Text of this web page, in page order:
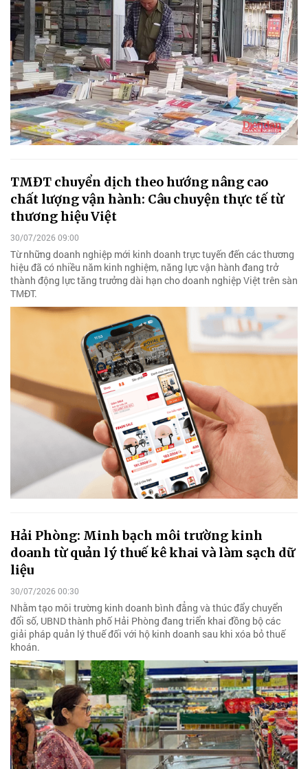
TMĐT chuyển dịch theo hướng nâng cao
chất lượng vận hành: Câu chuyện thực tế từ
thương hiệu Việt
30/07/2026 09:00
Từ những doanh nghiệp mới kinh doanh trực tuyến đến các thương
hiệu đã có nhiều năm kinh nghiệm, năng lực vận hành đang trở
thành động lực tăng trưởng dài hạn cho doanh nghiệp Việt trên sàn
TMĐT.
Hải Phòng: Minh bạch môi trường kinh
doanh từ quản lý thuế kê khai và làm sạch dữ
liệu
30/07/2026 00:30
Nhằm tạo môi trường kinh doanh bình đẳng và thúc đẩy chuyển
đổi số, UBND thành phố Hải Phòng đang triển khai đồng bộ các
giải pháp quản lý thuế đối với hộ kinh doanh sau khi xóa bỏ thuế
khoán.